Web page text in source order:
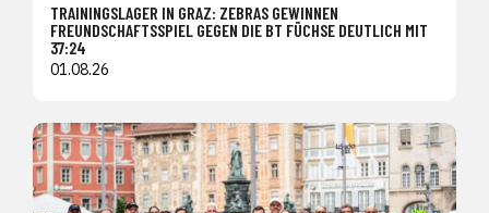
TRAININGSLAGER IN GRAZ: ZEBRAS GEWINNEN
FREUNDSCHAFTSSPIEL GEGEN DIE BT FÜCHSE DEUTLICH MIT
37:24
01.08.26